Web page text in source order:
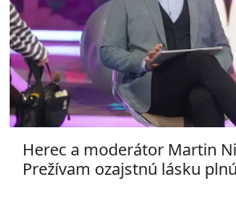
Herec a moderátor Martin
Prežívam ozajstnú lásku